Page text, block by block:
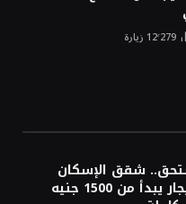
12٬279 زيارة
شقق الإسكان
الإيجار 2026 بإيجار يبدأ من 1500 جنيه